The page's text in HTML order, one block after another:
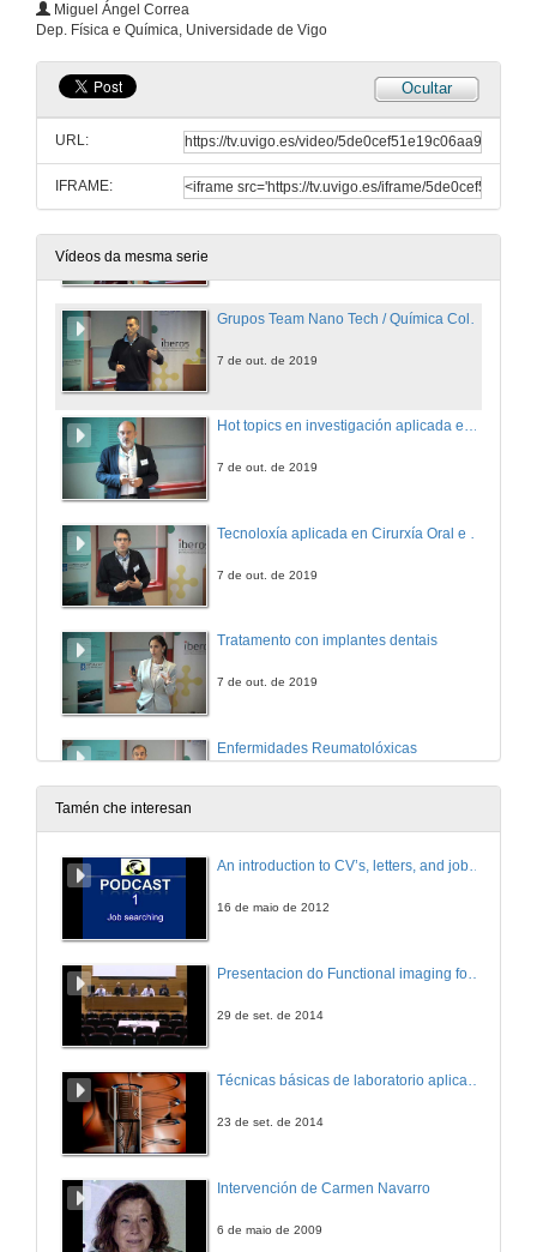
Miguel Ángel Correa
Dep. Física e Química, Universidade de Vigo
Ocultar
URL:
IFRAME:
Vídeos da mesma serie
7 de out. de 2019
Advanced drug delivery systems for regenerative medicine
7 de out. de 2019
BioMark Sensor Research
7 de out. de 2019
Hot topics en investigación aplicada en COT
7 de out. de 2019
7 de out. de 2019
Tratamento con implantes dentais
7 de out. de 2019
Enfermidades Reumatolóxicas
7 de out. de 2019
Tamén che interesan
An introduction to CV’s, letters, and job searching
16 de maio de 2012
29 de set. de 2014
Técnicas básicas de laboratorio aplicadas á bioloxía
23 de set. de 2014
Intervención de Carmen Navarro
6 de maio de 2009